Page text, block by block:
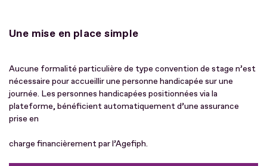
Une mise en place simple
Aucune formalité particulière de type convention de stage n’est
nécessaire pour accueillir une personne handicapée sur une
journée. Les personnes handicapées positionnées via la
plateforme, bénéficient automatiquement d’une assurance
prise en
charge financièrement par l’Agefiph.